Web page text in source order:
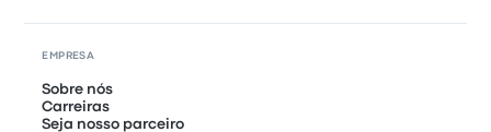
EMPRESA
Sobre nós
Carreiras
Seja nosso parceiro